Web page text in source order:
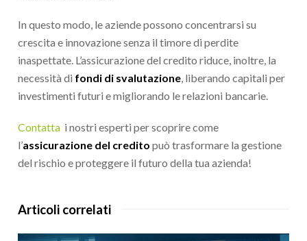
In questo modo, le aziende possono concentrarsi su
crescita e innovazione senza il timore di perdite
inaspettate. L’assicurazione del credito riduce, inoltre, la
necessità di fondi di svalutazione , liberando capitali per
investimenti futuri e migliorando le relazioni bancarie.
Contatta i nostri esperti per scoprire come
l’assicurazione del credito può trasformare la gestione
del rischio e proteggere il futuro della tua azienda!
Articoli correlati